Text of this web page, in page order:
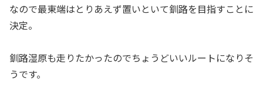
なので最東端はとりあえず置いといて釧路を目指すことに
決定。
釧路湿原も走りたかったのでちょうどいいルートになりそ
うです。